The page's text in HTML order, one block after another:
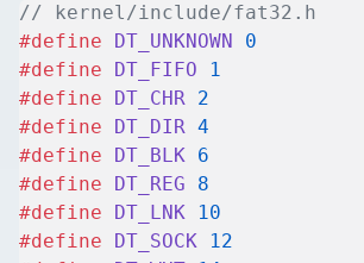
// kernel/include/fat32.h
#define DT_UNKNOWN
0
#define DT_FIFO 1
#define DT_CHR 2
#define DT_DIR 4
#define DT_BLK 6
#define DT_REG 8
#define DT_LNK 10
#define DT_SOCK 12